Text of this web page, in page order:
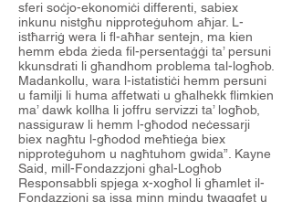
sferi soċjo-ekonomiċi differenti, sabiex
inkunu nistgħu nipproteġuhom aħjar. L-
istħarriġ wera li fl-aħħar sentejn, ma kien
hemm ebda żieda fil-persentaġġi ta’ persuni
kkunsdrati li għandhom problema tal-logħob.
Madankollu, wara l-istatistiċi hemm persuni
u familji li huma affetwati u għalhekk flimkien
ma’ dawk kollha li joffru servizzi ta’ logħob,
nassiguraw li hemm l-għodod neċessarji
biex nagħtu l-għodod meħtieġa biex
nipproteġuhom u nagħtuhom gwida”. Kayne
Said, mill-Fondazzjoni għal-Logħob
Responsabbli spjega x-xogħol li għamlet il-
Fondazzjoni sa issa minn mindu twaqqfet u